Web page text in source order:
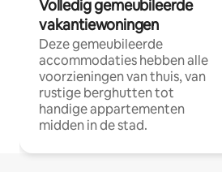
Volledig gemeubileerde
vakantiewoningen
Deze gemeubileerde
accommodaties hebben alle
voorzieningen van thuis, van
rustige berghutten tot
handige appartementen
midden in de stad.